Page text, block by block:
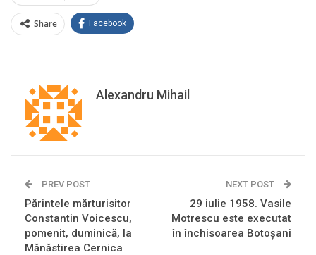
Share Facebook
Alexandru Mihail
PREV POST
Părintele mărturisitor
Constantin Voicescu,
pomenit, duminică, la
Mănăstirea Cernica
NEXT POST
29 iulie 1958. Vasile
Motrescu este executat
în închisoarea Botoșani